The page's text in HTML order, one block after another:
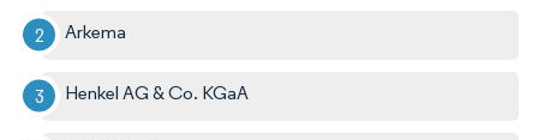
Arkema
Henkel AG & Co. KGaA